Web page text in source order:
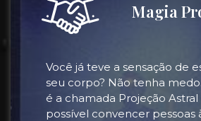
Magia
Você já teve a sensação de
seu corpo? Não tenha
é a chamada Projeção
possível convencer pessoas